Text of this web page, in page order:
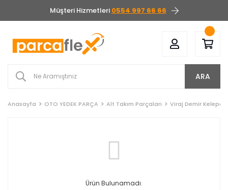
Müşteri Hizmetleri 0554 997 66 66
ARA
Anasayfa OTO YEDEK PARÇA Alt Takım Parçaları Viraj Demir
Ürün Bulunamadı.